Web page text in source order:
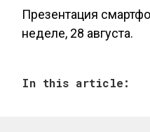
Презентация
неделе, 28 августа.
In this article: